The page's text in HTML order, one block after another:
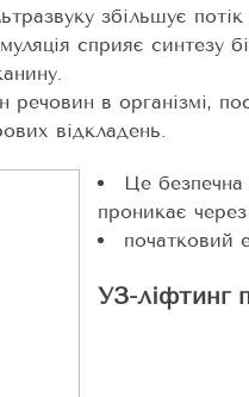
збільшує
сприяє синтезу
речовин в організмі,
відкладень.
Це
проникає
початковий
УЗ-ліфтинг